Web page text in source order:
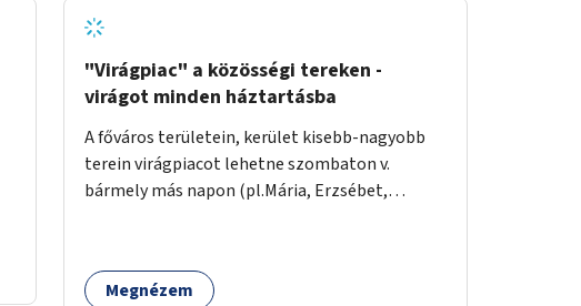
"Virágpiac" a közösségi tereken -
virágot minden háztartásba
A főváros területein, kerület kisebb-nagyobb
terein virágpiacot lehetne szombaton v.
bármely más napon (pl.Mária, Erzsébet,
helyeket, 50-150nm vagy afeletti területet (ha
sokakat érdekelne). Névleges összeget fizetne
Megnézem